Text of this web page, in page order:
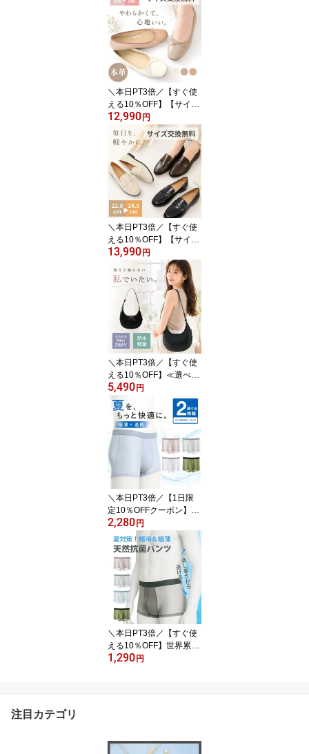
ル ネイルチップ クリア
透明 選べる 24枚入 付け
爪 チップ 韓国 赤 レッド
ピンク 白 ホワイト 可愛
い 地雷系 リボン きれい
め アート ビジュー ラメ
ハート ゴスロリ マグネ
ット
＼本日PT3倍／【すぐ使
える10％OFF】【サイズ
交換無料】美人百花掲載
本革 パンプス こだわり
職人手作り 卒業式 入学
式 入社式 入園式 就活 ぺ
たんこ 歩きやすい 走れ
る 柔らかい 痛くない 疲
れにくい レディース シ
ューズ ベージュ ピンク
白 靴 牛 羊革
12,990 円
＼本日PT3倍／【すぐ使
える10％OFF】【サイズ
交換無料】美人百花掲載
本革 パンプス こだわり
職人手作り 走れる 靴 入
学式 スクール ローファ
ー 痛くない 柔らかい 疲
れにくい レディース シ
ューズ アイボリー ブラ
ウン 黒 白 茶 ブラック ラ
ウンドトゥ 夏
13,990 円
＼本日PT3倍／【すぐ使
える10％OFF】≪選べる
福袋対象≫2way ハーフ
ムーン ショルダーバッグ
黒 ブラック ホーボーバ
ッグ レディース ミニバ
ッグ 斜めがけ 小さめ か
ばん 韓国 大人 カジュア
ル 軽量 軽い Chic Lab シ
ックラボ 実用性 アウト
レット
5,490 円
＼本日PT3倍／【1日限
定10％OFFクーポン】≪
選べる2枚セット≫世界
累計100万枚突破★涼し
い メンズ パンツ 抗菌 極
薄 冷却 大きいサイズ シ
ームレス ボクサーパンツ
4色カラー インナー下着
シンプル 肌着 シースル
ー 透け感 黒 グレー ブル
ー パープル ポイント消
化
2,280 円
＼本日PT3倍／【すぐ使
える10％OFF】世界累計
100万枚突破【まずはお
ー デイリー グレー ブル
1,290 円
注目カテゴリ